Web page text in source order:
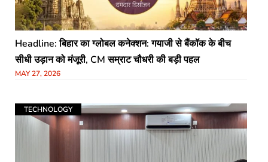
Headline: बिहार का ग्लोबल कनेक्शन: गयाजी से बैंकॉक के बीच
सीधी उड़ान को मंजूरी, CM सम्राट चौधरी की बड़ी पहल
MAY 27, 2026
TECHNOLOGY